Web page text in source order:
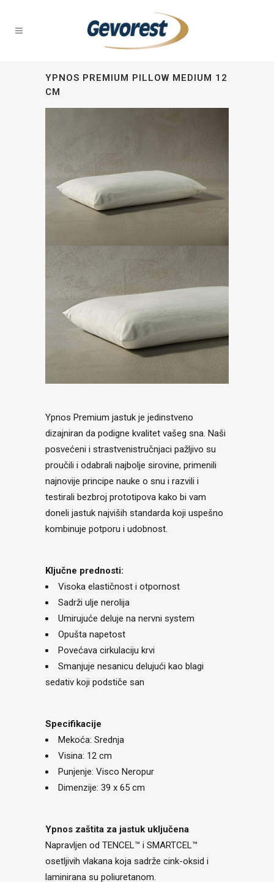
YPNOS PREMIUM PILLOW MEDIUM 12
CM
Ypnos Premium jastuk je jedinstveno
dizajniran da podigne kvalitet vašeg sna. Naši
posvećeni i strastvenistručnjaci pažljivo su
proučili i odabrali najbolje sirovine, primenili
najnovije principe nauke o snu i razvili i
testirali bezbroj prototipova kako bi vam
doneli jastuk najviših standarda koji uspešno
kombinuje potporu i udobnost.
Ključne prednosti:
Visoka elastičnost i otpornost
Sadrži ulje nerolija
Umirujuće deluje na nervni system
Opušta napetost
Povećava cirkulaciju krvi
Smanjuje nesanicu delujući kao blagi
sedativ koji podstiče san
Specifikacije
Mekoća: Srednja
Visina: 12 cm
Punjenje: Visco Neropur
Dimenzije: 39 x 65 cm
Ypnos zaštita za jastuk uključena
Napravljen od TENCEL™ i SMARTCEL™
osetljivih vlakana koja sadrže cink-oksid i
laminirana su poliuretanom.